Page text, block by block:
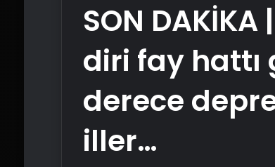
SON
diri fay hattı
derece
iller…